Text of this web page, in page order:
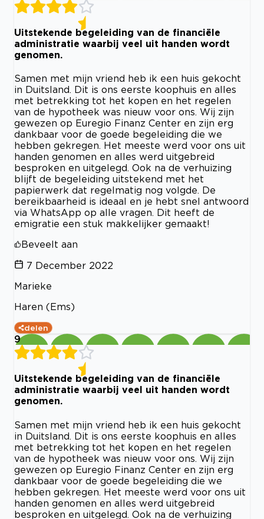
Uitstekende begeleiding van de financiële
administratie waarbij veel uit handen wordt
genomen.
Samen met mijn vriend heb ik een huis gekocht
in Duitsland. Dit is ons eerste koophuis en alles
met betrekking tot het kopen en het regelen
van de hypotheek was nieuw voor ons. Wij zijn
gewezen op Euregio Finanz Center en zijn erg
dankbaar voor de goede begeleiding die we
hebben gekregen. Het meeste werd voor ons uit
handen genomen en alles werd uitgebreid
besproken en uitgelegd. Ook na de verhuizing
blijft de begeleiding uitstekend met het
papierwerk dat regelmatig nog volgde. De
bereikbaarheid is ideaal en je hebt snel antwoord
via WhatsApp op alle vragen. Dit heeft de
emigratie een stuk makkelijker gemaakt!
Beveelt aan
7 December 2022
Marieke
Haren (Ems)
delen
9
Uitstekende begeleiding van de financiële
administratie waarbij veel uit handen wordt
genomen.
Samen met mijn vriend heb ik een huis gekocht
in Duitsland. Dit is ons eerste koophuis en alles
met betrekking tot het kopen en het regelen
van de hypotheek was nieuw voor ons. Wij zijn
gewezen op Euregio Finanz Center en zijn erg
dankbaar voor de goede begeleiding die we
hebben gekregen. Het meeste werd voor ons uit
handen genomen en alles werd uitgebreid
besproken en uitgelegd. Ook na de verhuizing